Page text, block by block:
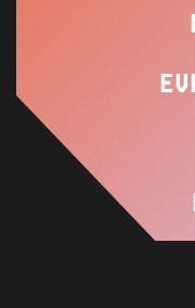
Wisseloord
© 2026 Wisseloord